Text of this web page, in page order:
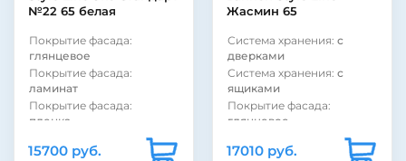
Покрытие корпуса:
Покрытие корпуса:
глянцевое
Материал раковины:
фарфор
№22 65 белая
Покрытие фасада:
глянцевое
Покрытие фасада:
ламинат
Покрытие фасада:
пленка
Santek Байкал 65
15700 руб.
Жасмин 65
Система хранения: с
дверками
Система хранения: с
ящиками
Покрытие фасада:
глянцевое
пленка
17010 руб.